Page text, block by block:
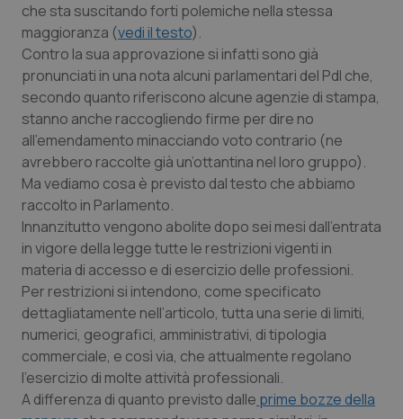
Calabria
Campania
Emilia-Romagna
Friuli Venezia Giulia
Lazio
Liguria
Lombardia
Marche
Molise
Asma & BPCO
Car-T
Colesterolo & coronaropatie
Dermatite Atopica
Diabete & glucometri
Disturbi dell’umore
Dolore
Donna & Salute
Epatiti
che sta suscitando forti polemiche nella stessa
maggioranza (vedi il testo).
Contro la sua approvazione si infatti sono già
pronunciati in una nota alcuni parlamentari del Pdl che,
secondo quanto riferiscono alcune agenzie di stampa,
stanno anche raccogliendo firme per dire no
all’emendamento minacciando voto contrario (ne
avrebbero raccolte già un’ottantina nel loro gruppo).
Ma vediamo cosa è previsto dal testo che abbiamo
raccolto in Parlamento.
Innanzitutto vengono abolite dopo sei mesi dall’entrata
in vigore della legge tutte le restrizioni vigenti in
materia di accesso e di esercizio delle professioni.
Per restrizioni si intendono, come specificato
dettagliatamente nell’articolo, tutta una serie di limiti,
numerici, geografici, amministrativi, di tipologia
commerciale, e così via, che attualmente regolano
l’esercizio di molte attività professionali.
A differenza di quanto previsto dalle prime bozze della